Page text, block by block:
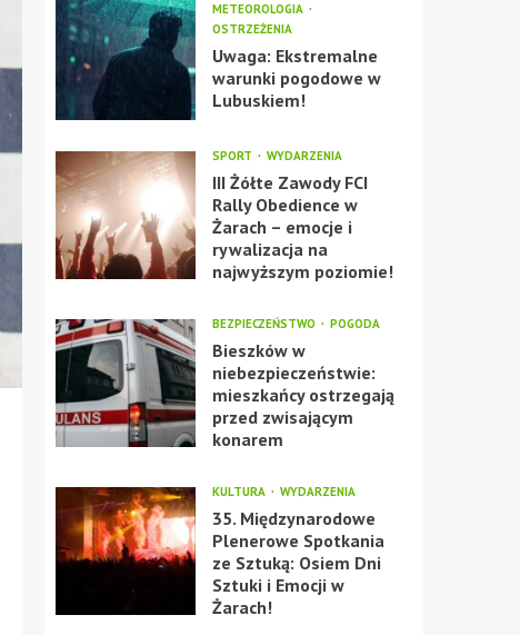
METEOROLOGIA
OSTRZEŻENIA
Uwaga: Ekstremalne
warunki pogodowe w
Lubuskiem!
SPORT WYDARZENIA
III Żółte Zawody FCI
Rally Obedience w
Żarach – emocje i
rywalizacja na
najwyższym poziomie!
BEZPIECZEŃSTWO POGODA
Bieszków w
niebezpieczeństwie:
mieszkańcy ostrzegają
przed zwisającym
konarem
KULTURA WYDARZENIA
35. Międzynarodowe
Plenerowe Spotkania
ze Sztuką: Osiem Dni
Sztuki i Emocji w
Żarach!